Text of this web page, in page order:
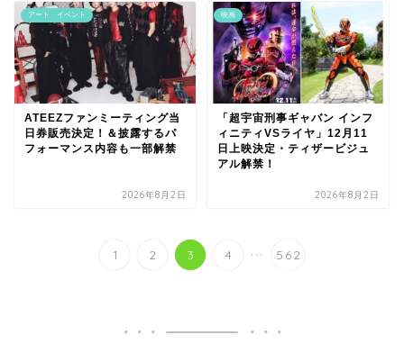
アート イベント
ATEEZファンミーティング当
日券販売決定！＆披露するパ
フォーマンス内容も一部解禁
2026年8月2日
映画
「超宇宙刑事ギャバン インフ
ィニティVSライヤ」12月11
日上映決定・ティザービジュ
アル解禁！
2026年8月2日
1 2 3 4 ... 562